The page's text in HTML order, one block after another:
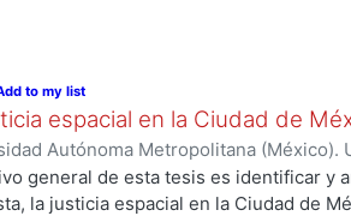
to my list
espacial en la Ciudad de
Autónoma Metropolitana (México).
de Información.,2018-06)Hidalgo
general de esta tesis es identificar y
la justicia espacial en la Ciudad de